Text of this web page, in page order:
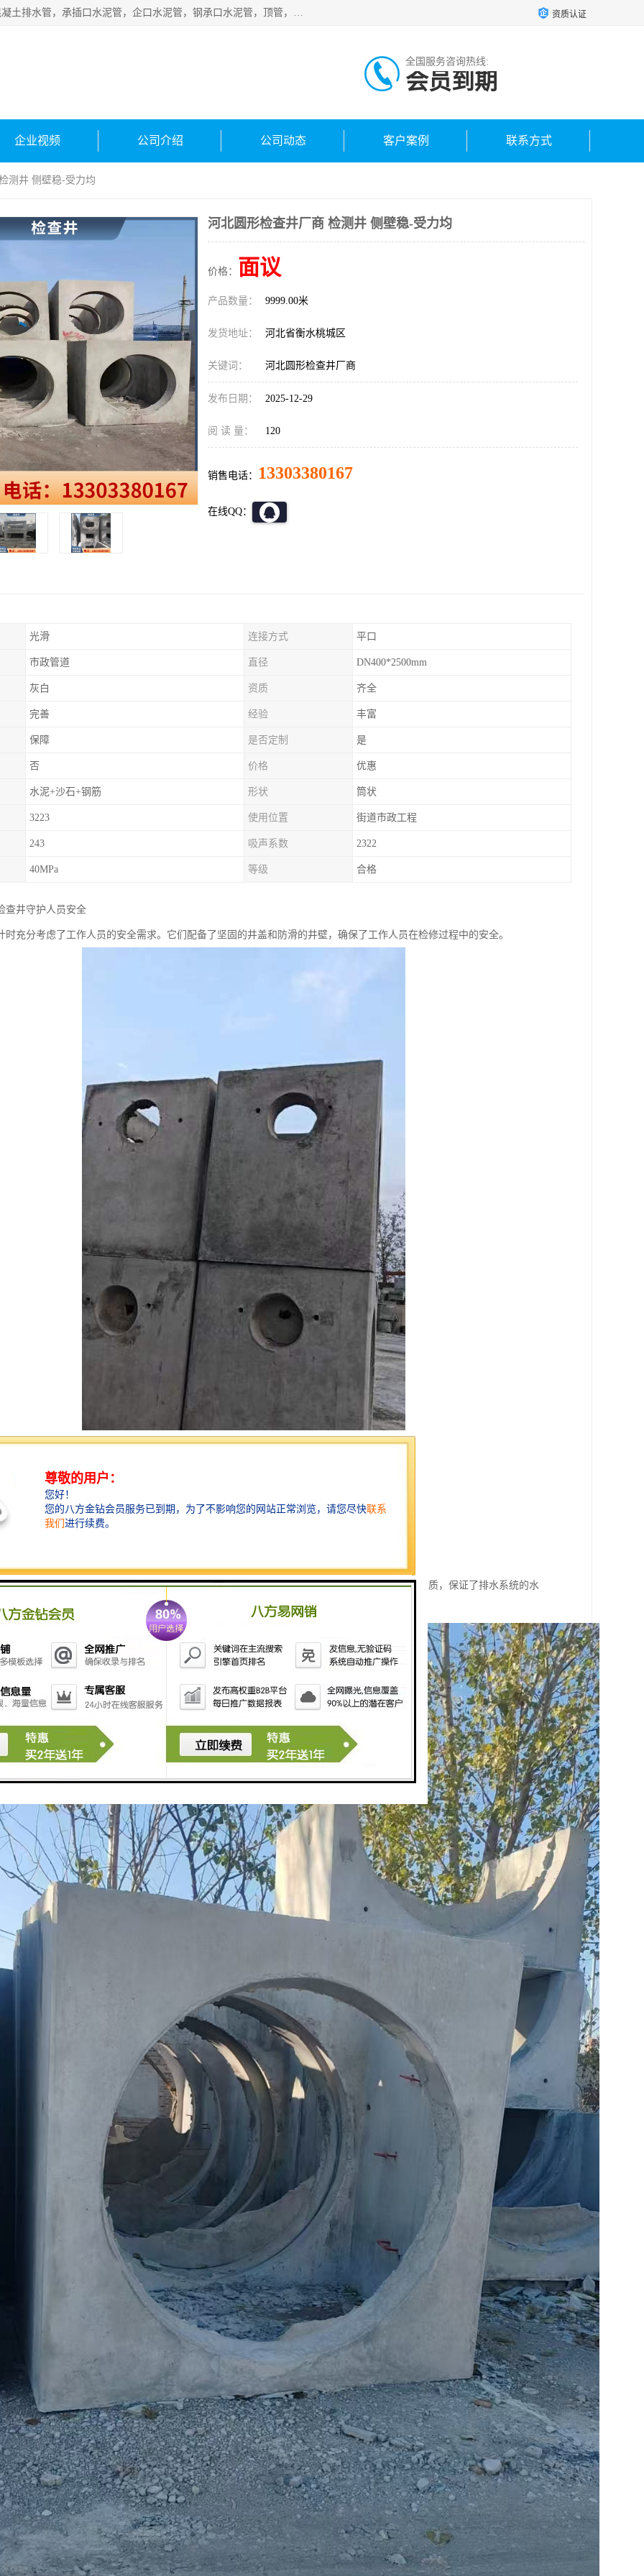
衡水宁瑞建材有限公司批量供应：水泥管、承插口水泥管，混凝土排水管，承插口水泥管，企口水泥管，钢承口水泥管，顶管，平口水泥管，水泥检查井，混凝土检查井，预制混凝土检查井，矩形检查井，圆形检查井等产品。 资质认证
全国服务咨询热线:
会员到期
企业视频 公司介绍 公司动态 客户案例 联系方式
测井 侧壁稳-受力均
河北圆形检查井厂商 检测井 侧壁稳-受力均
价格： 面议
产品数量： 9999.00米
发货地址： 河北省衡水桃城区
关键词： 河北圆形检查井厂商
发布日期： 2025-12-29
阅 读 量： 120
销售电话： 13303380167
在线QQ：
光滑 连接方式 平口
市政管道 直径 DN400*2500mm
灰白 资质 齐全
完善 经验 丰富
保障 是否定制 是
否 价格 优惠
水泥+沙石+钢筋 形状 筒状
3223 使用位置 街道市政工程
243 吸声系数 2322
40MPa 等级 合格
查井守护人员安全
时充分考虑了工作人员的安全需求。它们配备了坚固的井盖和防滑的井壁，确保了工作人员在检修过程中的安全。
，检查井作为水质监测的重要关卡，能够及时发现和处理水质问题。它们通过和沉淀污水中的杂质，保证了排水系统的水